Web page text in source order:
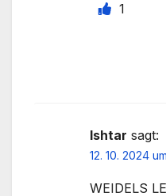
1
Ishtar sagt:
12. 10. 2024
WEIDELS